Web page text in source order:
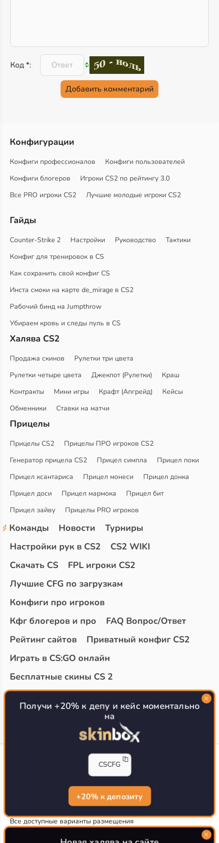
Код *:
Конфигурации
Конфиги профессионалов
Конфиги пользователей
Конфиги блогеров
Игроки CS2 по рейтингу 3.0
Все PRO игроки CS2
Лучшие молодые игроки CS2
Гайды
Counter-Strike 2 Настройки Руководство
Тактики
Конфиг для тренировок в CS
Как сохранить свой конфиг CS
Инста смоки на карте de_mirage в CS2
Рабочий бинд на Jumpthrow
Убираем кровь и следы пуль в CS
Халява CS2
Продажа скинов
Рулетки три цвета
Рулетки четыре цвета
Джекпот (Рулетки)
Краш
Контракты
Мини игры Крафт (Апгрейд)
Кейсы
Обменники
Ставки на матчи
Прицелы
Прицелы CS2
Прицелы ПРО игроков CS2
Генератор прицела CS2
Прицел симпла
Прицел поки
Прицел ксантариса
Прицел монеси
Прицел донка
Прицел доси
Прицел мармока
Прицел бит
Прицел зайву
Прицелы PRO игроков
Команды Новости
Турниры
Настройки рук в CS2
CS2 WIKI
Скачать CS
FPL игроки CS2
Лучшие CFG по загрузкам
Конфиги про игроков
Кфг блогеров и про
FAQ Вопрос/Ответ
Рейтинг сайтов
Приватный конфиг CS2
Играть в CS:GO онлайн
Бесплатные скины CS 2
Топ сайтов с халявой КС 2
О проекте
CS-CONFIG.com © 2020-2026 г.
Политика конфиденциальности
РЕКЛАМА НА САЙТЕ
Все доступные варианты размещения
Согласие на обработку данных
О CS-CONFIG.COM
Получи +20% к депу и кейс моментально
на
CSCFG
+20% к депозиту